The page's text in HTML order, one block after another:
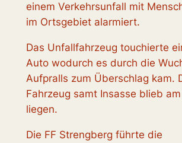
einem Verkehrsunfall mit
im Ortsgebiet alarmiert.
Das Unfallfahrzeug touchierte
Auto wodurch es durch die
Aufpralls zum Überschlag kam.
Fahrzeug samt Insasse blieb
liegen.
Die FF Strengberg führte die